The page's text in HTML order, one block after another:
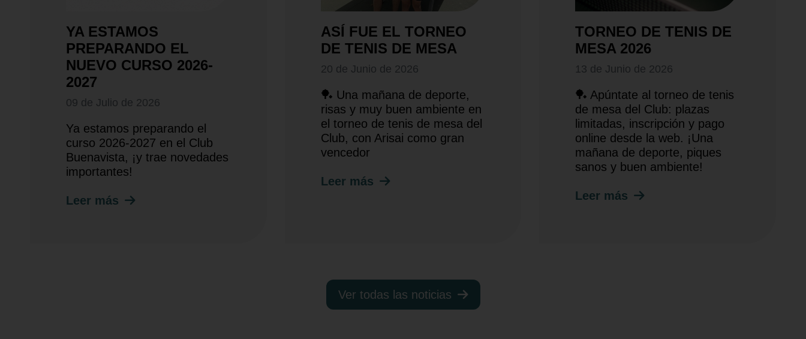
YA ESTAMOS
PREPARANDO EL
NUEVO CURSO 2026-
2027
09 de Julio de 2026
Ya estamos preparando el
curso 2026-2027 en el Club
Buenavista, ¡y trae novedades
importantes!
Leer más
ASÍ FUE EL TORNEO
DE TENIS DE MESA
20 de Junio de 2026
🏓 Una mañana de deporte,
risas y muy buen ambiente en
el torneo de tenis de mesa del
Club, con Arisai como gran
vencedor
Leer más
TORNEO DE TENIS DE
MESA 2026
13 de Junio de 2026
🏓 Apúntate al torneo de tenis
de mesa del Club: plazas
limitadas, inscripción y pago
online desde la web. ¡Una
mañana de deporte, piques
sanos y buen ambiente!
Leer más
Ver todas las noticias